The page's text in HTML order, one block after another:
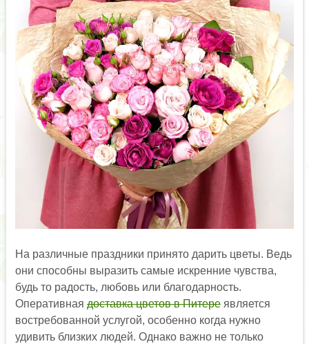
На различные праздники принято дарить цветы. Ведь
они способны выразить самые искренние чувства,
будь то радость, любовь или благодарность.
Оперативная доставка цветов в Питереявляется
востребованной услугой, особенно когда нужно
удивить близких людей. Однако важно не только